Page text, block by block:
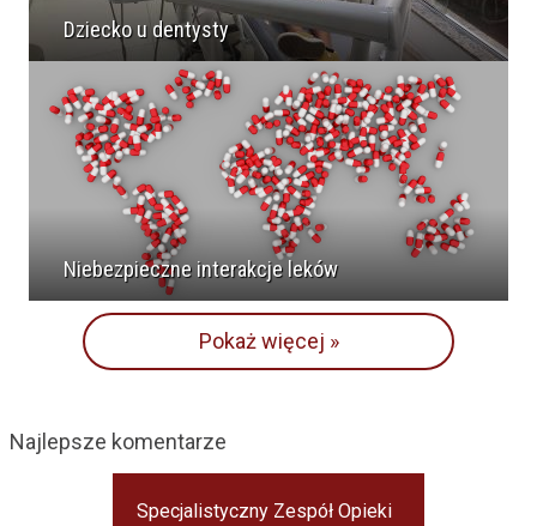
Dziecko u dentysty
Niebezpieczne interakcje leków
Pokaż więcej »
Najlepsze komentarze
Specjalistyczny Zespół Opieki